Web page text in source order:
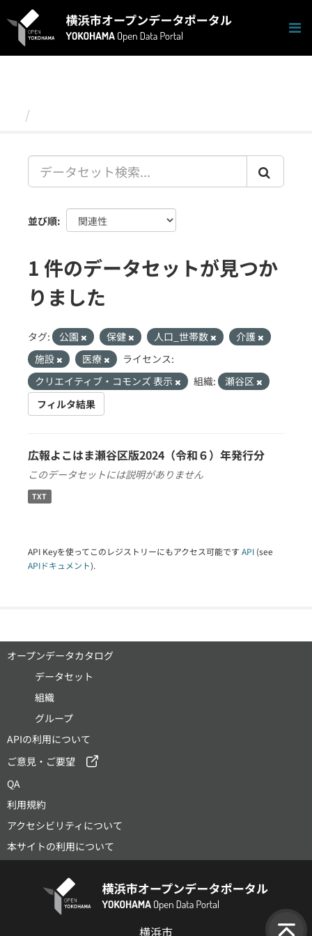
キ
並び順
1 件のデータセットが見つか
りました
タグ: 公園 保健 人口_世帯数
介護
施設
医療
ライセンス:
クリエイティブ・コモンズ 表示
組織:
瀬谷区
フィルタ結果
広報よこはま瀬谷区版2024（令和６）年発行分
このデータセットには説明がありません
TXT
API Keyを使ってこのレジストリーにもアクセス可能です API (see
APIドキュメント).
オープンデータカタログ
データセット
組織
グループ
APIの利用について
ご意見・ご要望
QA
利用規約
アクセシビリティについて
本サイトの利用について
横浜市